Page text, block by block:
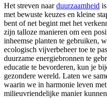
Het streven naarduurzaamheid
met bewuste keuzes en kleine
bent of net begint met het
zijn talloze manieren om een
inheemse planten te gebruiken,
ecologisch vijverbeheer toe te
duurzame energiebronnen te
educatie te bevorderen, kun je
gezondere wereld. Laten we
waarin we in harmonie leven
milieuvriendelijke manier